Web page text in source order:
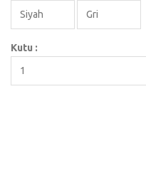
Siyah
Gri
Kutu :
1